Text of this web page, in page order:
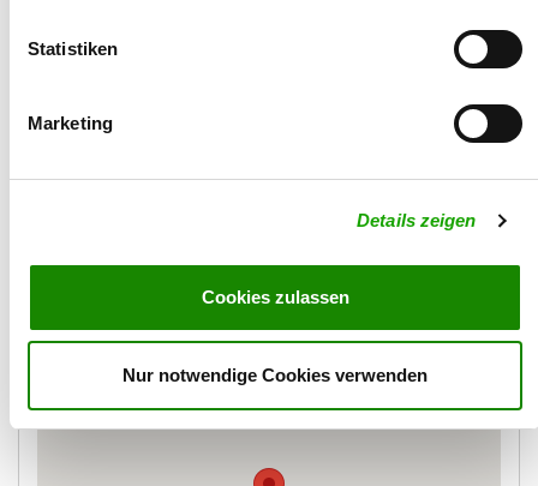
Statistiken
Marketing
Details zeigen
Cookies zulassen
Nur notwendige Cookies verwenden
Email: